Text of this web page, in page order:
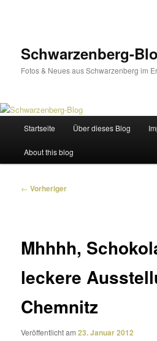
Schwarzenberg-
Fotos & Neues aus Schwarzenberg im
Startseite Über dieses Blog
About this blog
Beitragsnavigation
← Vorheriger
Mhhhh,
leckere
Chemnitz
Veröffentlicht am23. Januar 2012